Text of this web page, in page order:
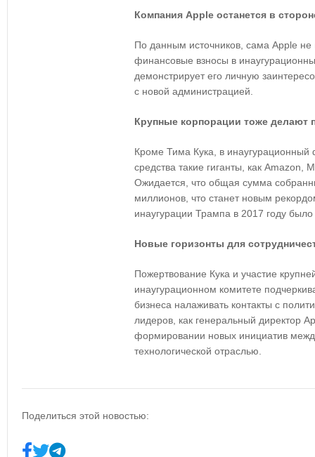
Компания Apple останется в
По данным источников, сама Apple не
финансовые взносы в
демонстрирует его личную
с новой администрацией.
Крупные корпорации тоже делают
Кроме Тима Кука, в
средства такие гиганты, как
Ожидается, что общая сумма
миллионов, что станет новым
инаугурации Трампа в 2017 году
Новые горизонты для
Пожертвование Кука и участие
инаугурационном комитете
бизнеса налаживать контакты с
лидеров, как генеральный директор
формировании новых инициатив
технологической отраслью.
Поделиться этой новостью: